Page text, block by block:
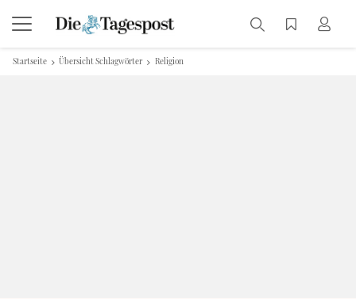
Startseite Übersicht Schlagwörter Religion